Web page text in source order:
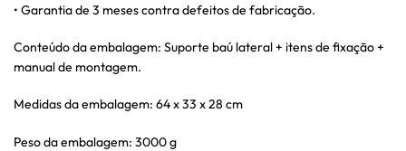
• Garantia de 3 meses contra defeitos de fabricação.
Conteúdo da embalagem: Suporte baú lateral + itens de fixação +
manual de montagem.
Medidas da embalagem: 64 x 33 x 28 cm
Peso da embalagem: 3000 g